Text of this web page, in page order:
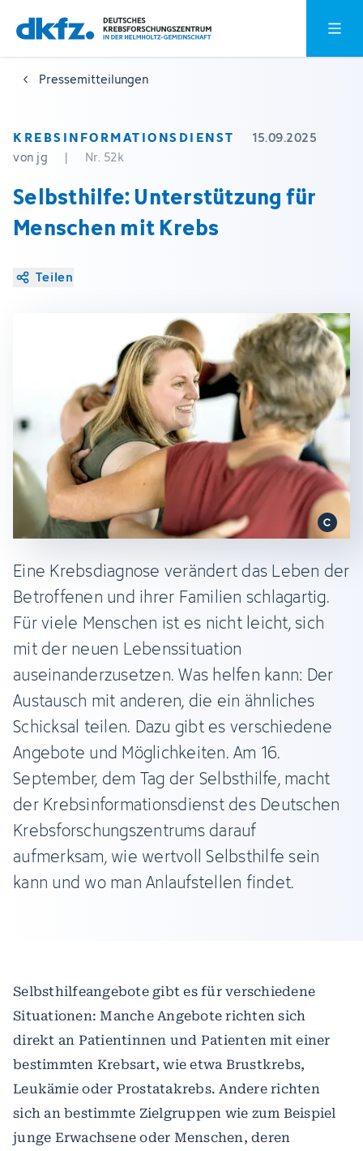
Zum
Hauptinhalt
springen
Zur
Fußzeile
springen
Pressemitteilungen
KREBSINFORMATIONSDIENST
15.09.2025
von jg
| Nr. 52k
Selbsthilfe: Unterstützung für
Menschen mit Krebs
Teilen
Eine Krebsdiagnose verändert das Leben der
Betroffenen und ihrer Familien schlagartig.
Für viele Menschen ist es nicht leicht, sich
mit der neuen Lebenssituation
auseinanderzusetzen. Was helfen kann: Der
Austausch mit anderen, die ein ähnliches
Schicksal teilen. Dazu gibt es verschiedene
Angebote und Möglichkeiten. Am 16.
September, dem Tag der Selbsthilfe, macht
der Krebsinformationsdienst des Deutschen
Krebsforschungszentrums darauf
aufmerksam, wie wertvoll Selbsthilfe sein
kann und wo man Anlaufstellen findet.
Selbsthilfeangebote gibt es für verschiedene
Situationen: Manche Angebote richten sich
direkt an Patientinnen und Patienten mit einer
bestimmten Krebsart, wie etwa Brustkrebs,
Leukämie oder Prostatakrebs. Andere richten
sich an bestimmte Zielgruppen wie zum Beispiel
junge Erwachsene oder Menschen, deren